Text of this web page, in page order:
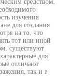
изучения
для создания
на то, что
тот или иной
существуют
для
отличают
так и в